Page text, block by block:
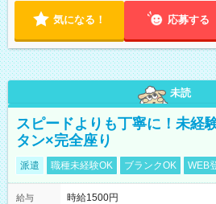
気になる！ 応募する
未読
スピードよりも丁寧に！未経
タン×完全座り
派遣 職種未経験OK ブランクOK WEB
給与
時給1500円